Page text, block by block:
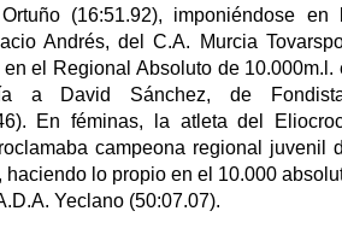
(16:51.92), imponiéndose en
Andrés, del C.A. Murcia
en el Regional Absoluto de 10.000m.l.
a David Sánchez, de
En féminas, la atleta del
campeona regional juvenil
haciendo lo propio en el 10.000
Yeclano (50:07.07).